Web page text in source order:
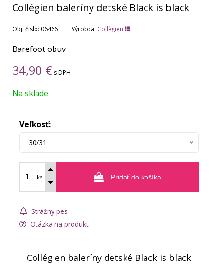
Collégien baleríny detské Black is black
Obj. čislo: 06466 Výrobca: Collégien
Barefoot obuv
34,90 € s DPH
Na sklade
Veľkosť:
30/31
ks Pridať do košíka
Strážny pes
Otázka na produkt
Collégien baleríny detské Black is black